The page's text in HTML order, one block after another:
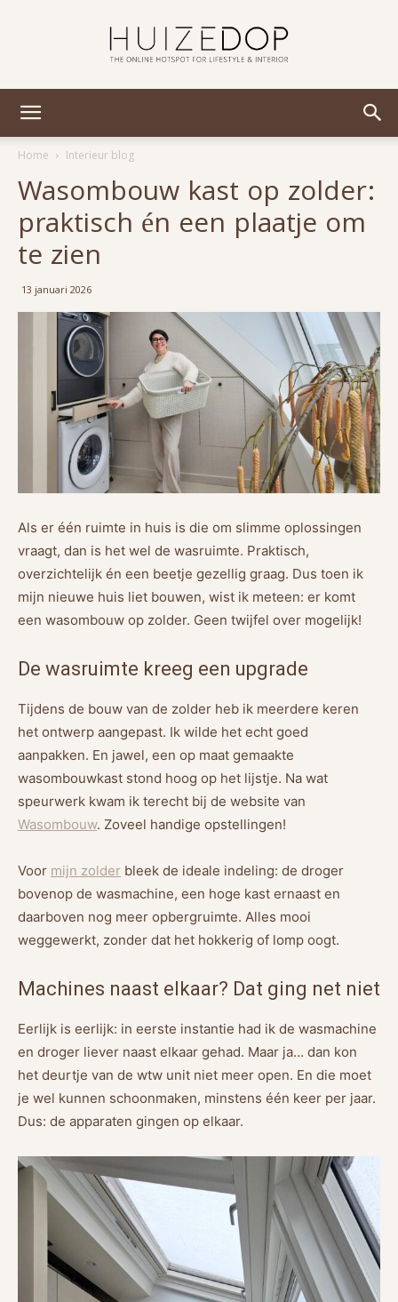
Home
Interieur blog
Wasombouw kast op zolder:
praktisch én een plaatje om
te zien
13 januari 2026
Als er één ruimte in huis is die om slimme oplossingen
vraagt, dan is het wel de wasruimte. Praktisch,
overzichtelijk én een beetje gezellig graag. Dus toen ik
mijn nieuwe huis liet bouwen, wist ik meteen: er komt
een wasombouw op zolder. Geen twijfel over mogelijk!
De wasruimte kreeg een upgrade
Tijdens de bouw van de zolder heb ik meerdere keren
het ontwerp aangepast. Ik wilde het echt goed
aanpakken. En jawel, een op maat gemaakte
wasombouwkast stond hoog op het lijstje. Na wat
speurwerk kwam ik terecht bij de website van
Wasombouw. Zoveel handige opstellingen!
Voor mijn zolder bleek de ideale indeling: de droger
bovenop de wasmachine, een hoge kast ernaast en
daarboven nog meer opbergruimte. Alles mooi
weggewerkt, zonder dat het hokkerig of lomp oogt.
Machines naast elkaar? Dat ging net niet
Eerlijk is eerlijk: in eerste instantie had ik de wasmachine
en droger liever naast elkaar gehad. Maar ja… dan kon
het deurtje van de wtw unit niet meer open. En die moet
je wel kunnen schoonmaken, minstens één keer per jaar.
Dus: de apparaten gingen op elkaar.